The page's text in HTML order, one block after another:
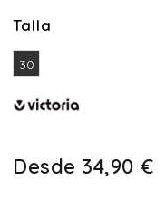
Talla
30
Desde 34,90 €